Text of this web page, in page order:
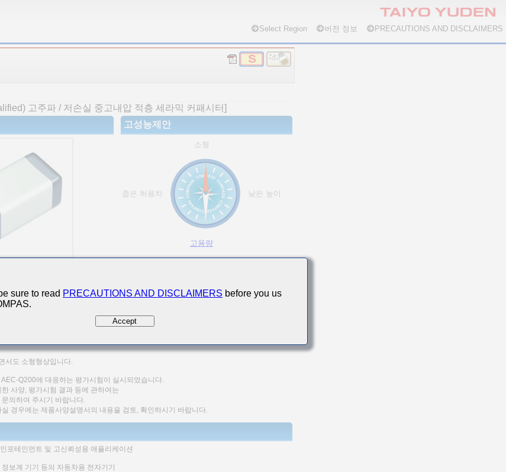
Select Region 버전 정보 PRECAUTIONS AND DISCLAIMERS
고주파 / 저손실 중고내압 적층 세라믹 커패시터]
고성능제안
소형
좁은 허용차 낮은 높이
고용량
터로서는 높은 Q값을 고주파에서 얻을 수 있습니다.
서도 소형형상입니다.
Q200에 대응하는 평가시험이 실시되었습니다.
사양, 평가시험 결과 등에 관하여는
의하여 주시기 바랍니다.
경우에는 제품사양설명서의 내용을 검토, 확인하시기 바랍니다.
포테인먼트 및 고신뢰성용 애플리케이션
보계 기기 등의 자동차용 전자기기
sure to read PRECAUTIONS AND DISCLAIMERS before you us
Accept